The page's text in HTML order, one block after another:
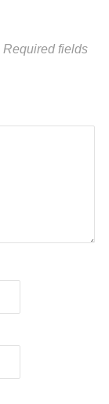
Required fields